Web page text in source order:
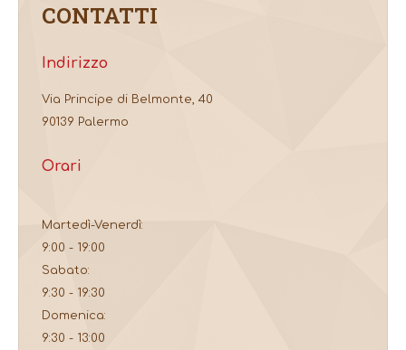
CONTATTI
Indirizzo
Via Principe di Belmonte, 40
90139 Palermo
Orari
Martedì-Venerdì:
9:00 - 19:00
Sabato:
9:30 - 19:30
Domenica:
9:30 - 13:00